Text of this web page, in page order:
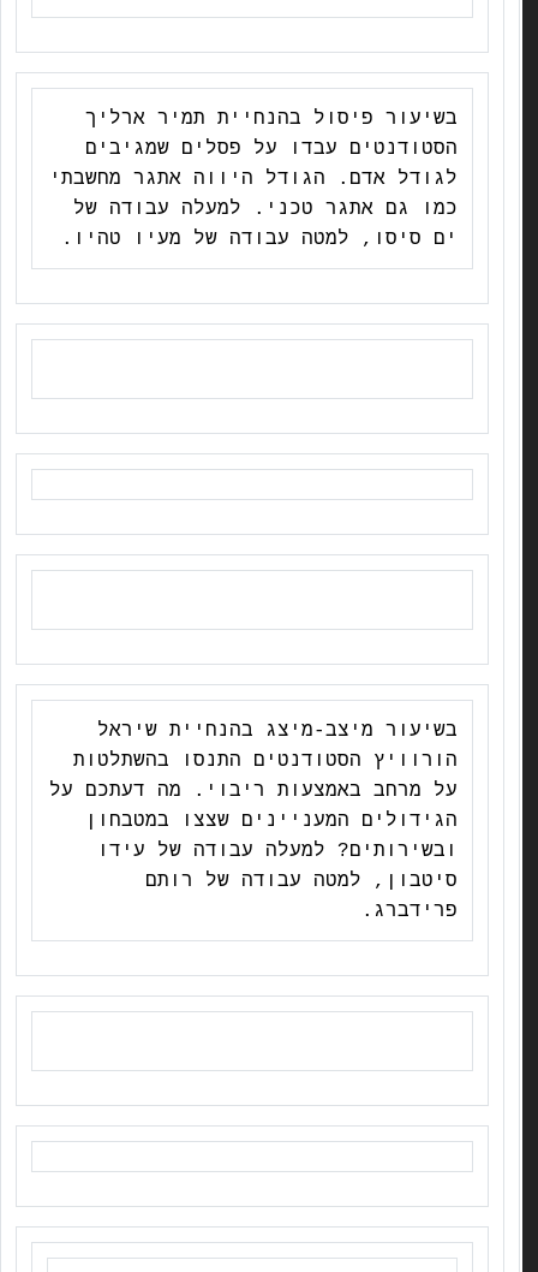
בשיעור פיסול בהנחיית תמיר ארליך
הסטודנטים עבדו על פסלים שמגיבים
לגודל אדם. הגודל היווה אתגר מחשבתי
כמו גם אתגר טכני. למעלה עבודה של
ים סיסו, למטה עבודה של מעיו טהיו.
בשיעור מיצב-מיצג בהנחיית שיראל
הורוויץ הסטודנטים התנסו בהשתלטות
על מרחב באמצעות ריבוי. מה דעתכם על
הגידולים המעניינים שצצו במטבחון
ובשירותים? למעלה עבודה של עידו
סיטבון, למטה עבודה של רותם
פרידברג.